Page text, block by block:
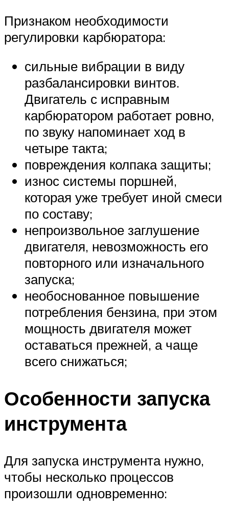
Признаком необходимости
регулировки карбюратора:
сильные вибрации в виду
разбалансировки винтов.
Двигатель с исправным
карбюратором работает ровно,
по звуку напоминает ход в
четыре такта;
повреждения колпака защиты;
износ системы поршней,
которая уже требует иной смеси
по составу;
непроизвольное заглушение
двигателя, невозможность его
повторного или изначального
запуска;
необоснованное повышение
потребления бензина, при этом
мощность двигателя может
оставаться прежней, а чаще
всего снижаться;
Особенности запуска
инструмента
Для запуска инструмента нужно,
чтобы несколько процессов
произошли одновременно: